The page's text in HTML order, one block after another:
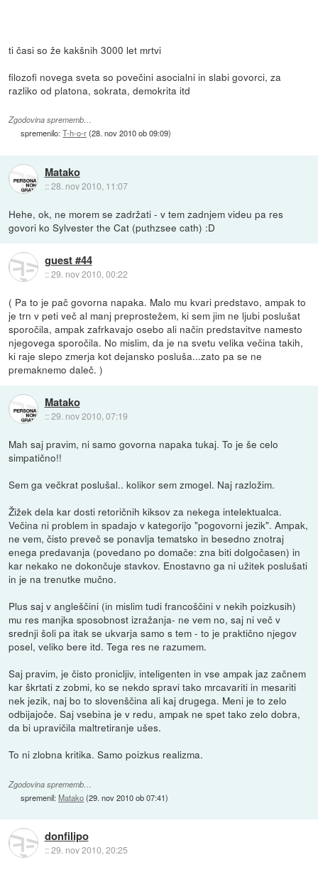
ti časi so že kakšnih 3000 let mrtvi
filozofi novega sveta so povečini asocialni in slabi govorci, za
razliko od platona, sokrata, demokrita itd
Zgodovina sprememb…
spremenilo:T-h-o-r(28. nov 2010 ob 09:09)
Matako
::28. nov 2010, 11:07
Hehe, ok, ne morem se zadržati - v tem zadnjem videu pa res
govori ko Sylvester the Cat (puthzsee cath) :D
guest #44
::29. nov 2010, 00:22
( Pa to je pač govorna napaka. Malo mu kvari predstavo, ampak to
je trn v peti več al manj preprostežem, ki sem jim ne ljubi poslušat
sporočila, ampak zafrkavajo osebo ali način predstavitve namesto
njegovega sporočila. No mislim, da je na svetu velika večina takih,
ki raje slepo zmerja kot dejansko posluša...zato pa se ne
premaknemo daleč. )
Matako
::29. nov 2010, 07:19
Mah saj pravim, ni samo govorna napaka tukaj. To je še celo
simpatično!!
Sem ga večkrat poslušal.. kolikor sem zmogel. Naj razložim.
Žižek dela kar dosti retoričnih kiksov za nekega intelektualca.
Večina ni problem in spadajo v kategorijo "pogovorni jezik". Ampak,
ne vem, čisto preveč se ponavlja tematsko in besedno znotraj
enega predavanja (povedano po domače: zna biti dolgočasen) in
kar nekako ne dokončuje stavkov. Enostavno ga ni užitek poslušati
in je na trenutke mučno.
Plus saj v angleščini (in mislim tudi francoščini v nekih poizkusih)
mu res manjka sposobnost izražanja- ne vem no, saj ni več v
srednji šoli pa itak se ukvarja samo s tem - to je praktično njegov
posel, veliko bere itd. Tega res ne razumem.
Saj pravim, je čisto pronicljiv, inteligenten in vse ampak jaz začnem
kar škrtati z zobmi, ko se nekdo spravi tako mrcavariti in mesariti
nek jezik, naj bo to slovenščina ali kaj drugega. Meni je to zelo
odbijajoče. Saj vsebina je v redu, ampak ne spet tako zelo dobra,
da bi upravičila maltretiranje ušes.
To ni zlobna kritika. Samo poizkus realizma.
Zgodovina sprememb…
spremenil:Matako(29. nov 2010 ob 07:41)
donfilipo
::29. nov 2010, 20:25